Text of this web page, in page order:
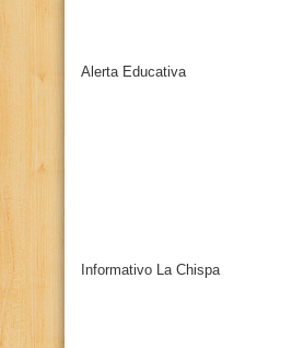
Alerta Educativa
Informativo La Chispa